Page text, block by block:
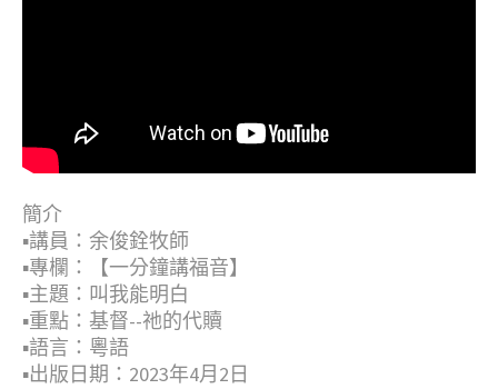
簡介
▪︎講員：余俊銓牧師
▪︎專欄：【一分鐘講福音】
▪︎主題：叫我能明白
▪︎重點：基督--祂的代贖
▪︎語言：粵語
▪︎出版日期：2023年4月2日